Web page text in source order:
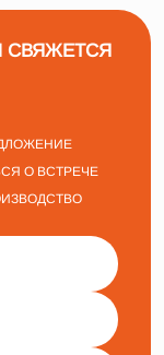
СВЯЖЕТСЯ
О ВСТРЕЧЕ